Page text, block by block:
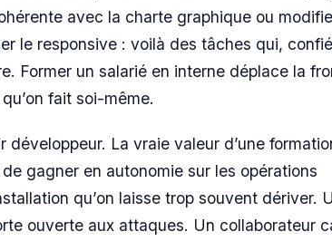
avec la charte graphique ou
le responsive : voilà des tâches qui,
Former un salarié en interne déplace la
fait soi-même.
développeur. La vraie valeur d’une
gagner en autonomie sur les opérations
qu’on laisse trop souvent dériver.
ouverte aux attaques. Un collaborateur